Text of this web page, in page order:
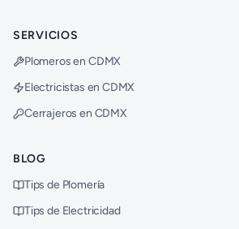
SERVICIOS
Plomeros en CDMX
Electricistas en CDMX
Cerrajeros en CDMX
BLOG
Tips de Plomería
Tips de Electricidad